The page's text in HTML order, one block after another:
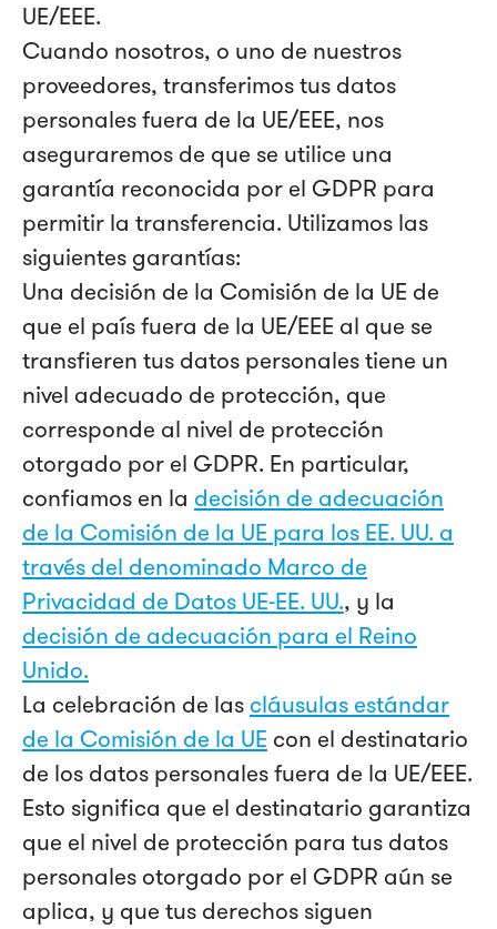
UE/EEE.
Cuando nosotros, o uno de nuestros
proveedores, transferimos tus datos
personales fuera de la UE/EEE, nos
aseguraremos de que se utilice una
garantía reconocida por el GDPR para
permitir la transferencia. Utilizamos las
siguientes garantías:
Una decisión de la Comisión de la UE de
que el país fuera de la UE/EEE al que se
transfieren tus datos personales tiene un
nivel adecuado de protección, que
corresponde al nivel de protección
otorgado por el GDPR. En particular,
confiamos en la decisión de adecuación
de la Comisión de la UE para los EE. UU. a
través del denominado Marco de
Privacidad de Datos UE-EE. UU., y la
decisión de adecuación para el Reino
Unido.
La celebración de las cláusulas estándar
de la Comisión de la UE con el destinatario
de los datos personales fuera de la UE/EEE.
Esto significa que el destinatario garantiza
que el nivel de protección para tus datos
personales otorgado por el GDPR aún se
aplica, y que tus derechos siguen